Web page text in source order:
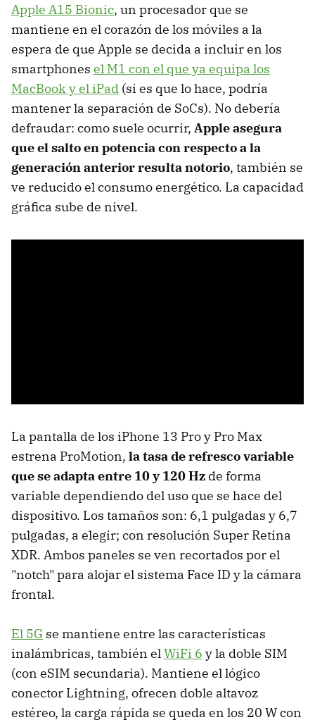
Apple A15 Bionic, un procesador que se
mantiene en el corazón de los móviles a la
espera de que Apple se decida a incluir en los
smartphones el M1 con el que ya equipa los
MacBook y el iPad (si es que lo hace, podría
mantener la separación de SoCs). No debería
defraudar: como suele ocurrir, Apple asegura
que el salto en potencia con respecto a la
generación anterior resulta notorio, también se
ve reducido el consumo energético. La capacidad
gráfica sube de nivel.
La pantalla de los iPhone 13 Pro y Pro Max
estrena ProMotion, la tasa de refresco variable
que se adapta entre 10 y 120 Hz de forma
variable dependiendo del uso que se hace del
dispositivo. Los tamaños son: 6,1 pulgadas y 6,7
pulgadas, a elegir; con resolución Super Retina
XDR. Ambos paneles se ven recortados por el
"notch" para alojar el sistema Face ID y la cámara
frontal.
El 5G se mantiene entre las características
inalámbricas, también el WiFi 6 y la doble SIM
(con eSIM secundaria). Mantiene el lógico
conector Lightning, ofrecen doble altavoz
estéreo, la carga rápida se queda en los 20 W con